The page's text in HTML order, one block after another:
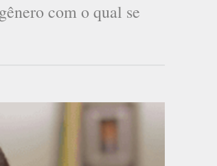
com o qual se